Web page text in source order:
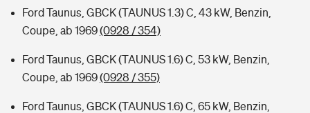
Ford Taunus, GBCK (TAUNUS 1.3) C, 43 kW, Benzin,
Coupe, ab 1969(0928 / 354)
Ford Taunus, GBCK (TAUNUS 1.6) C, 53 kW, Benzin,
Coupe, ab 1969(0928 / 355)
Ford Taunus, GBCK (TAUNUS 1.6) C, 65 kW, Benzin,